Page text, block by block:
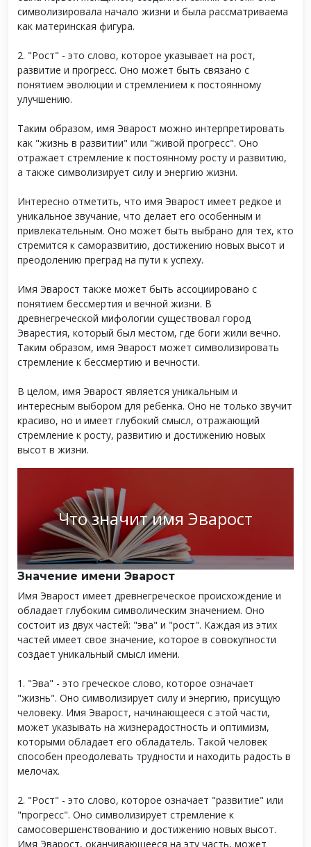
символизировала начало жизни и была рассматриваема
как материнская фигура.
2. "Рост" - это слово, которое указывает на рост,
развитие и прогресс. Оно может быть связано с
понятием эволюции и стремлением к постоянному
улучшению.
Таким образом, имя Эварост можно интерпретировать
как "жизнь в развитии" или "живой прогресс". Оно
отражает стремление к постоянному росту и развитию,
а также символизирует силу и энергию жизни.
Интересно отметить, что имя Эварост имеет редкое и
уникальное звучание, что делает его особенным и
привлекательным. Оно может быть выбрано для тех, кто
стремится к саморазвитию, достижению новых высот и
преодолению преград на пути к успеху.
Имя Эварост также может быть ассоциировано с
понятием бессмертия и вечной жизни. В
древнегреческой мифологии существовал город
Эварестия, который был местом, где боги жили вечно.
Таким образом, имя Эварост может символизировать
стремление к бессмертию и вечности.
В целом, имя Эварост является уникальным и
интересным выбором для ребенка. Оно не только звучит
красиво, но и имеет глубокий смысл, отражающий
стремление к росту, развитию и достижению новых
высот в жизни.
Что значит имя Эварост
Значение имени Эварост
Имя Эварост имеет древнегреческое происхождение и
обладает глубоким символическим значением. Оно
состоит из двух частей: "эва" и "рост". Каждая из этих
частей имеет свое значение, которое в совокупности
создает уникальный смысл имени.
1. "Эва" - это греческое слово, которое означает
"жизнь". Оно символизирует силу и энергию, присущую
человеку. Имя Эварост, начинающееся с этой части,
может указывать на жизнерадостность и оптимизм,
которыми обладает его обладатель. Такой человек
способен преодолевать трудности и находить радость в
мелочах.
2. "Рост" - это слово, которое означает "развитие" или
"прогресс". Оно символизирует стремление к
самосовершенствованию и достижению новых высот.
Имя Эварост, оканчивающееся на эту часть, может